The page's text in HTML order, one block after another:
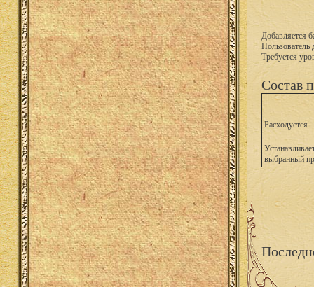
Добавляется
Пользователь
Требуется
Состав
Расходуется
выбранный